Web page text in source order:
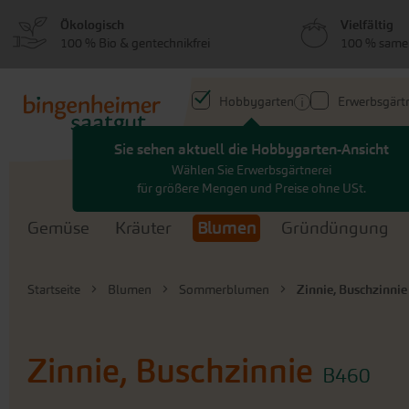
Hauptinhalt
Hobbygarten
Sie sehen aktuell die Hobbygarten-Ansicht
Wählen Sie Erwerbsgärtnerei
für größere Mengen und Preise ohne USt.
Search
Gemüse Kräuter Blumen Gründüngung
Startseite Blumen Sommerblumen Zinnie, Buschzinnie
Zinnie, Buschzinnie B460
Ökologisch
100 % Bio & gentechnikfrei
Vielfältig
100 %